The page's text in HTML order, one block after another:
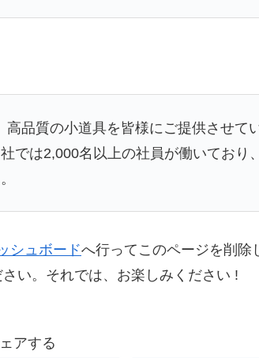
品質の小道具を皆様にご提供させて
では2,000名以上の社員が働いており
シュボードへ行ってこのページを削除
い。それでは、お楽しみください !
アする